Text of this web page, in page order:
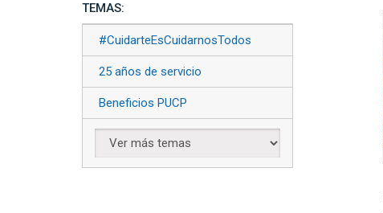
TEMAS:
#CuidarteEsCuidarnosTodos
25 años de servicio
Beneficios PUCP